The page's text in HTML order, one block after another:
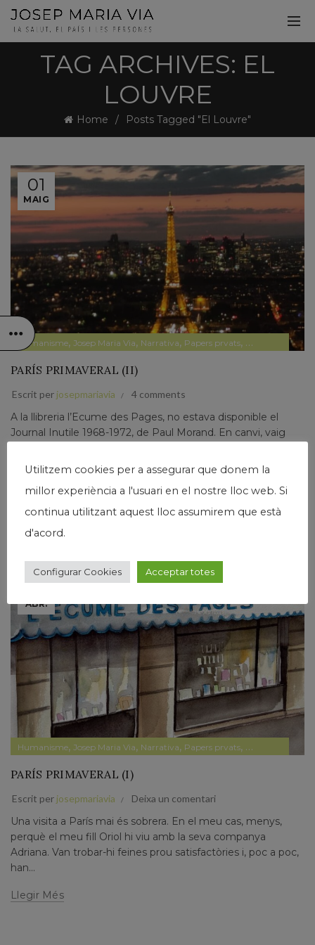
TAG ARCHIVES: EL
LOUVRE
Home Posts Tagged "El Louvre"
01
MAIG
Humanisme, Josep Maria Via, Narrativa, Papers prvats, Pensament
PARÍS PRIMAVERAL (II)
Escrit per josepmariavia 4 comments
A la llibreria l’Ecume des Pages, no estava disponible el
Journal Inutile 1968-1972, de Paul Morand. En canvi, vaig
vaig fullejar amb cert deteniment i...
Llegir Més
26
ABR.
Humanisme, Josep Maria Via, Narrativa, Papers prvats, Pensament
PARÍS PRIMAVERAL (I)
Escrit per josepmariavia Deixa un comentari
Una visita a París mai és sobrera. En el meu cas, menys,
perquè el meu fill Oriol hi viu amb la seva companya
Adriana. Van trobar-hi feines prou satisfactòries i, poc a poc,
han...
Llegir Més
Utilitzem cookies per a assegurar que donem la
millor experiència a l'usuari en el nostre lloc web. Si
continua utilitzant aquest lloc assumirem que està
d'acord.
Configurar Cookies Acceptar totes